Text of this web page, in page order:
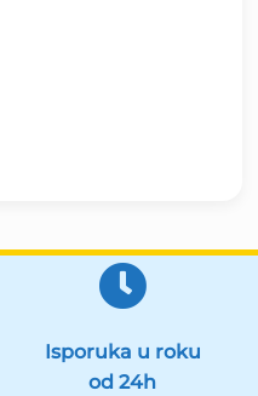
Isporuka u roku
od 24h